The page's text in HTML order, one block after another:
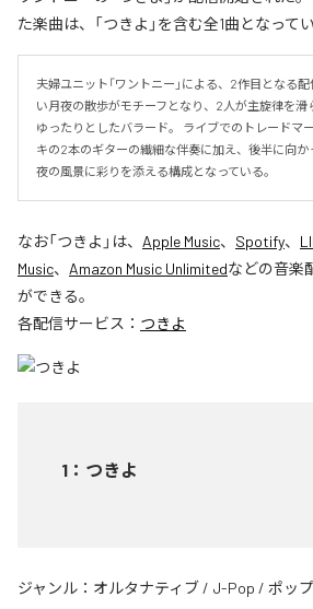
た楽曲は、「つきよ」を含む全1曲となってい
夫婦ユニット「ワントニー」による、2作目となる
い月夜の散歩がモチーフとなり、2人が主旋律を滑
ゆったりとしたバラード。 ライブでのトレードマ
キの2本のギターの繊細な伴奏に加え、後半に向
夜の風景に彩りを添える構成となっている。
なお「つきよ 」は、 Apple Music、 Spotify、
Music、 Amazon Music Unlimitedなどの音楽
ができる。
各配信サービス： つきよ
1 ： つきよ
ジャンル： オルタナティブ / J-Pop / ポップ